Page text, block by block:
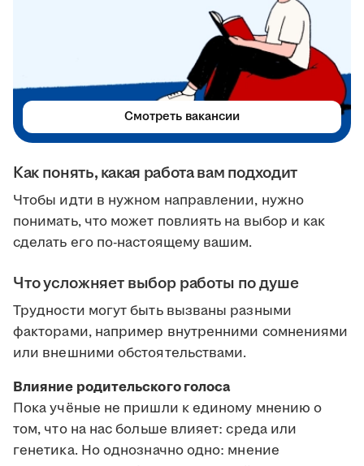
Как понять, какая работа вам подходит
Чтобы идти в нужном направлении, нужно
понимать, что может повлиять на выбор и как
сделать его по-настоящему вашим.
Что усложняет выбор работы по душе
Трудности могут быть вызваны разными
факторами, например внутренними сомнениями
или внешними обстоятельствами.
Влияние родительского голоса
Пока учёные не пришли к единому мнению о
том, что на нас больше влияет: среда или
генетика. Но однозначно одно: мнение
Смотреть вакансии